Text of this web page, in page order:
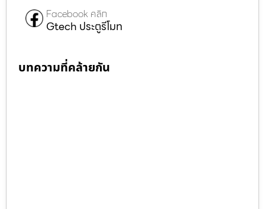
Facebook คลิก
Gtech ประตูรีโมท
บทความที่คล้ายกัน